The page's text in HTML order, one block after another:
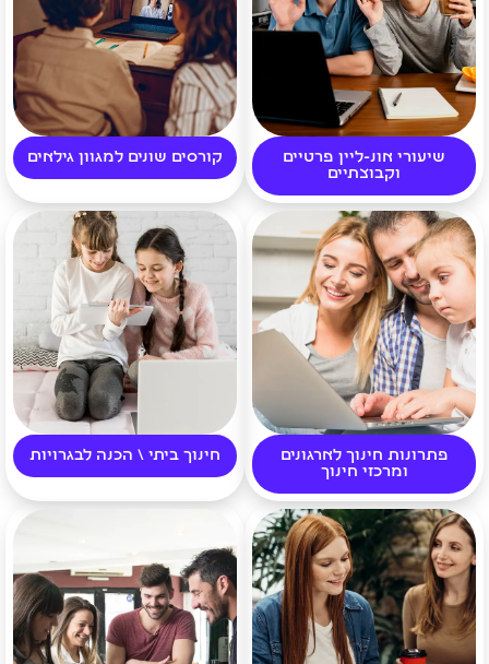
שיעורי אונ-ליין פרטיים
וקבוצתיים
קורסים שונים למגוון גילאים
פתרונות חינוך לארגונים
ומרכזי חינוך
חינוך ביתי \ הכנה לבגרויות